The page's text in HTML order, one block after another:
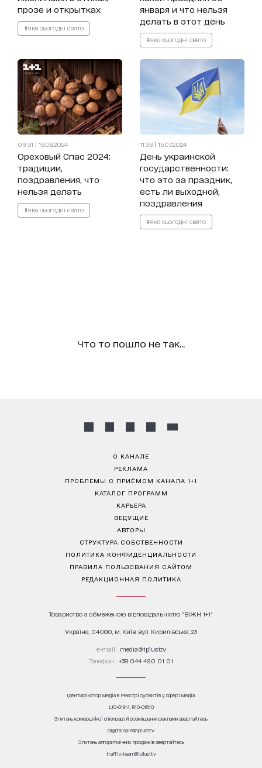
прозе и открытках
#яке сьогодні свято
января и что нельзя
делать в этот день
#яке сьогодні свято
09:31 | 16.08.2024
Ореховый Спас 2024:
традиции,
поздравления, что
нельзя делать
#яке сьогодні свято
11:36 | 15.07.2024
День украинской
государственности:
что это за праздник,
есть ли выходной,
поздравления
#яке сьогодні свято
Что то пошло не так...
О КАНАЛЕ
РЕКЛАМА
ПРОБЛЕМЫ С ПРИЁМОМ КАНАЛА 1+1
КАТАЛОГ ПРОГРАММ
КАРЬЕРА
ВЕДУЩИЕ
АВТОРЫ
СТРУКТУРА СОБСТВЕННОСТИ
ПОЛИТИКА КОНФИДЕНЦИАЛЬНОСТИ
ПРАВИЛА ПОЛЬЗОВАНИЯ САЙТОМ
РЕДАКЦИОННАЯ ПОЛИТИКА
Товариство з обмеженою відповідальністю "ВІЖН 1+1"
Україна, 04080, м. Київ, вул. Кирилівська, 23
е-mail: media@1plus1.tv
Телефон: +38 044 490 01 01
Ідентифікатор медіа в Реєстрі суб’єктів у сфері медіа:
L10-01914, R10-01810
З питань комерційної співпраці й розміщення реклами звертайтесь
digital.sale@1plus1.tv
З питань алгоритмічних продажів звертайтесь
traffic-team@1plus1.tv